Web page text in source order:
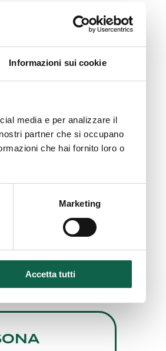
Informazioni sui cookie
media e per analizzare il
partner che si occupano
che hai fornito loro o
Marketing
Accetta tutti